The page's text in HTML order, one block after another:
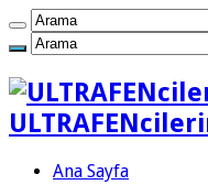
Ana Sayfa